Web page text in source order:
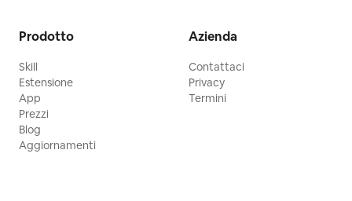
Prodotto
Skill
Estensione
App
Prezzi
Blog
Aggiornamenti
Azienda
Contattaci
Privacy
Termini